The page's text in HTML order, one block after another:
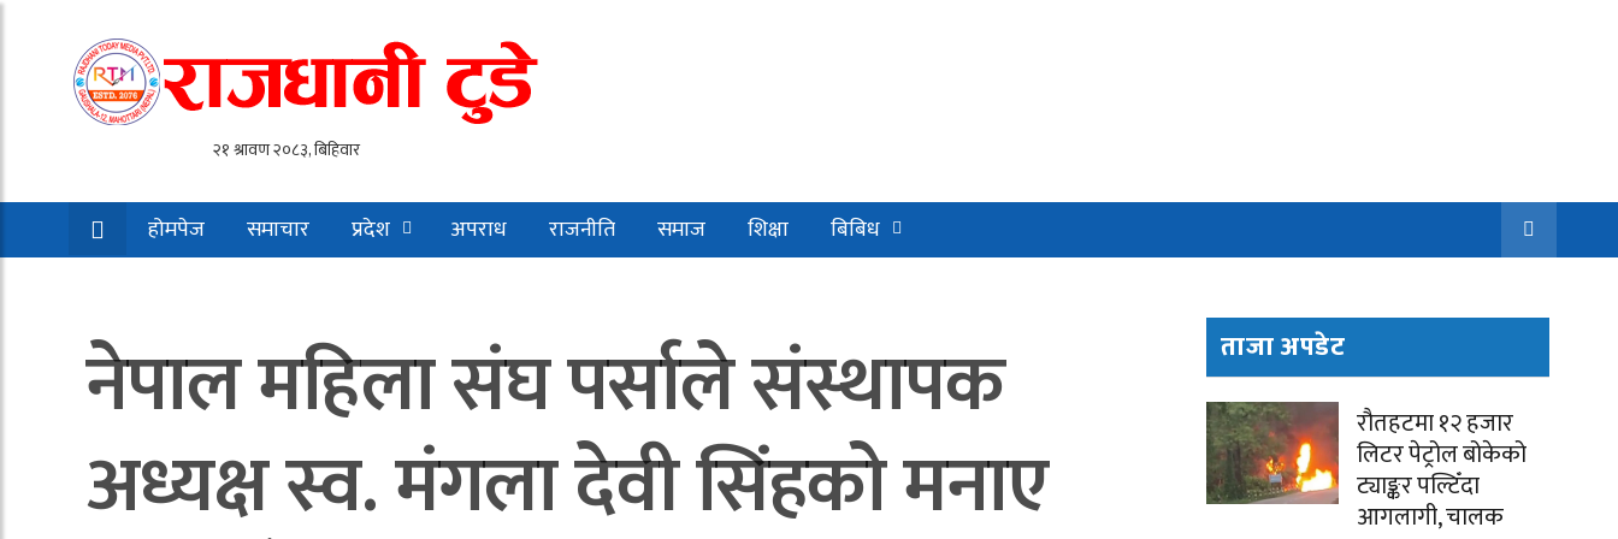
होमपेज समाचार प्रदेश अपराध राजनीति समाज शिक्षा बिबिध
नेपाल महिला संघ पर्साले संस्थापक
अध्यक्ष स्व. मंगला देवी सिंहको मनाए
ताजा अपडेट
रौतहटमा १२ हजार
लिटर पेट्रोल बोकेको
ट्याङ्कर पल्टिँदा
आगलागी, चालक